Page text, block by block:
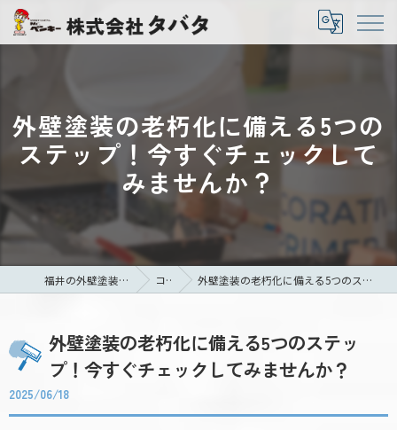
外壁塗装の老朽化に備える5つの
ステップ！今すぐチェックして
みませんか？
福井の外壁塗装なら株式会社タバタ コラム 外壁塗装の老朽化に備える5つのステップ！今すぐチェックしてみませんか？
外壁塗装の老朽化に備える5つのステッ
プ！今すぐチェックしてみませんか？
2025/06/18